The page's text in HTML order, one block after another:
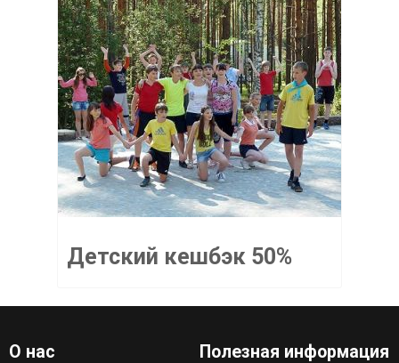
Детский кешбэк 50%
О нас Полезная информация